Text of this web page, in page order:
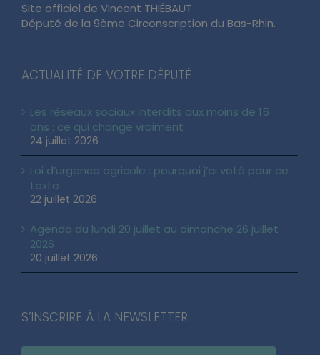
Site officiel de Vincent THIÉBAUT
Député de la 9ème Circonscription du Bas-Rhin.
ACTUALITÉ DE VOTRE DÉPUTÉ
Les réseaux sociaux interdits aux moins de 15
ans : ce qui change vraiment
24 juillet 2026
Loi d’urgence agricole : pourquoi j’ai voté pour ce
texte
22 juillet 2026
Agenda du lundi 20 juillet au dimanche 26 juillet
2026
20 juillet 2026
S’INSCRIRE À LA NEWSLETTER